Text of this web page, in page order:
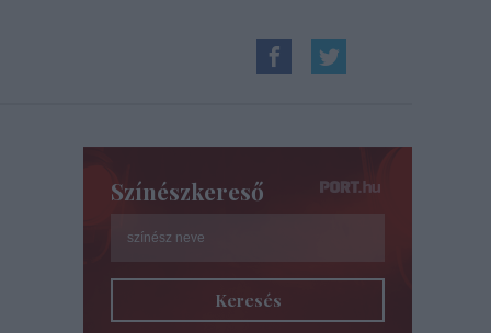
Színészkereső
Keresés